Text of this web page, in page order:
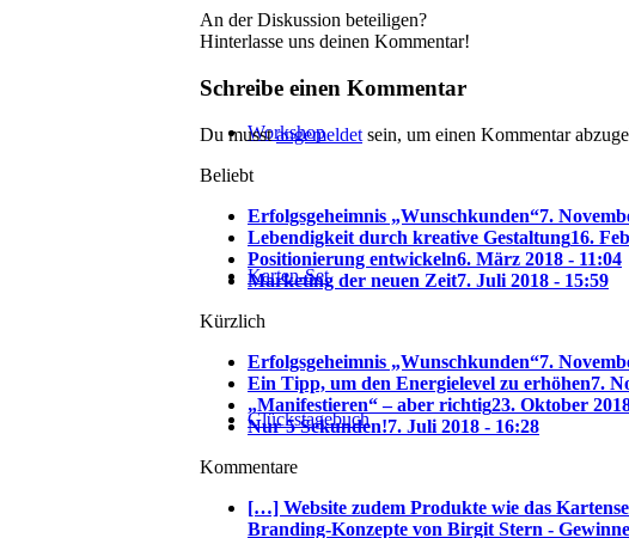
Workshop
Karten-Set
Glückstagebuch
An der Diskussion beteiligen?
Hinterlasse uns deinen Kommentar!
Schreibe einen Kommentar
Du musstangemeldet sein, um einen Kommentar
Beliebt
Erfolgsgeheimnis „Wunschkunden“7.
Lebendigkeit durch kreative Gestaltung16.
Positionierung entwickeln6. März 2018 - 11:04
Marketing der neuen Zeit7. Juli 2018 - 15:59
Kürzlich
Erfolgsgeheimnis „Wunschkunden“7.
Ein Tipp, um den Energielevel zu erhöhen7.
„Manifestieren“ – aber richtig23. Oktober
Nur 5 Sekunden!7. Juli 2018 - 16:28
Kommentare
[…] Website zudem Produkte wie das
Branding-Konzepte von Birgit Stern -